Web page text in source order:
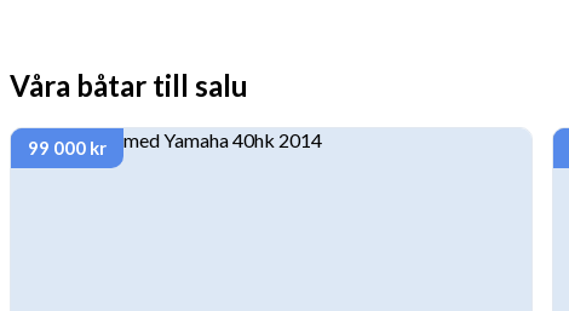
Våra båtar till salu
99 000 kr